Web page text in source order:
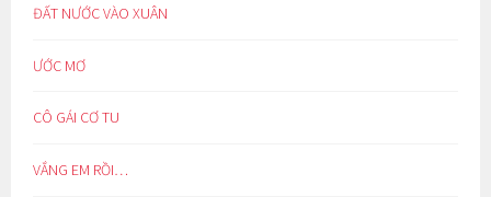
ĐẤT NƯỚC VÀO XUÂN
ƯỚC MƠ
CÔ GÁI CƠ TU
VẮNG EM RỒI…